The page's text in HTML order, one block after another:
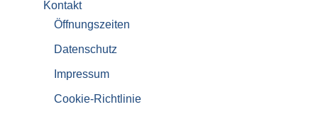
Kontakt
Öffnungszeiten
Datenschutz
Impressum
Cookie-Richtlinie